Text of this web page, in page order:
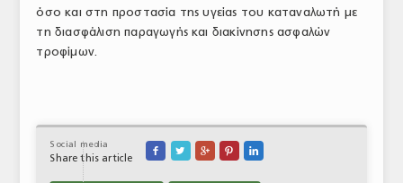
όσο και στη προστασία της υγείας του καταναλωτή με
τη διασφάλιση παραγωγής και διακίνησης ασφαλών
τροφίμων.
Social media
Share this article
    